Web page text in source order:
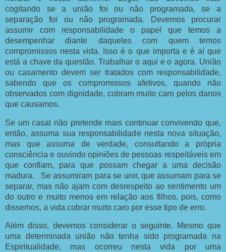
cogitando se a união foi ou não programada, se a
separação foi ou não programada. Devemos procurar
assumir com responsabilidade o papel que temos a
desempenhar diante daqueles com quem temos
compromissos nesta vida. Isso é o que importa e é aí que
está a chave da questão. Trabalhar o aqui e o agora. União
ou casamento devem ser tratados com responsabilidade,
sabendo que os compromissos afetivos, quando não
observados com dignidade, cobram muito caro pelos danos
que causamos.
Se um casal não pretende mais continuar convivendo que,
então, assuma sua responsabilidade nesta nova situação,
mas que assuma de verdade, consultando a própria
consciência e ouvindo opiniões de pessoas respeitáveis em
que confiam, para que possam chegar a uma decisão
madura. Se assumiram para se unir, que assumam para se
separar, mas não ajam com desrespeito ao sentimento um
do outro e muito menos em relação aos filhos, pois, como
dissemos, a vida cobrar muito caro por esse tipo de erro.
Além disso, devemos considerar o seguinte. Mesmo que
uma determinada união não tenha sido programada na
Espiritualidade, mas ocorreu nesta vida por uma